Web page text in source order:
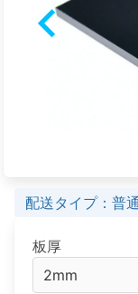
配送タイプ：普通
板厚